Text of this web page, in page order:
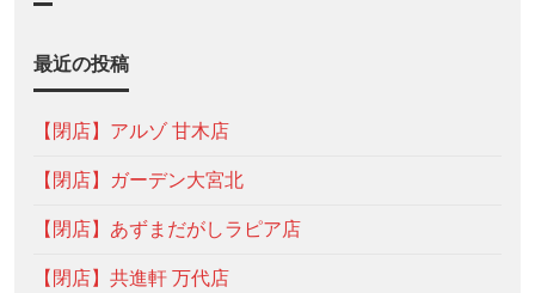
最近の投稿
【閉店】アルゾ 甘木店
【閉店】ガーデン大宮北
【閉店】あずまだがしラピア店
【閉店】共進軒 万代店